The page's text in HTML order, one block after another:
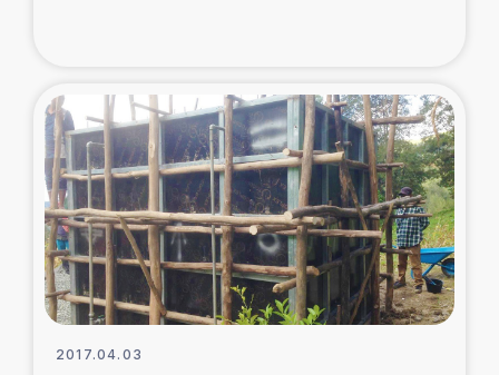
デニヤヤ小規模紅茶農家支援
コーヒー生産者支援
アイナロ県マウベシ郡でのコーヒー畑改善事業
ベイルート大規模爆発被災者支援
2017.04.03